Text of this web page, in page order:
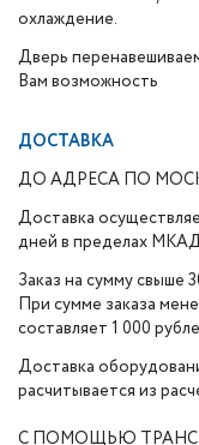
охлаждение.
Дверь
Вам возможность
ДОСТАВКА
ДО АДРЕСА ПО
Доставка
дней в пределах
Заказ на сумму свыше
При сумме заказа
составляет 1 000
Доставка
расчитывается из
С ПОМОЩЬЮ